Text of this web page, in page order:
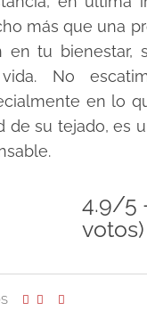
más que una
en tu bienestar,
No
en lo
de su tejado, es
4.9/5
votos)